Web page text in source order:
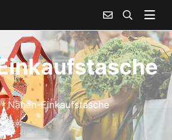
Nähen-Einkaufstasche